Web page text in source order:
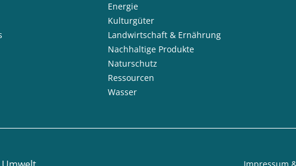
Energie
Kulturgüter
Landwirtschaft & Ernährung
Nachhaltige Produkte
Naturschutz
Ressourcen
Wasser